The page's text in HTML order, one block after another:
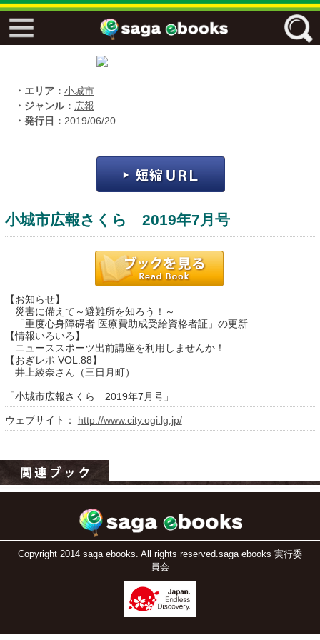
エリア
キーワード
佐賀ワード
・エリア： 小城市
・ジャンル： 広報
・発行日： 2019/06/20
小城市広報さくら 2019年7月号
【お知らせ】
災害に備えて～避難所を知ろう！～
「重度心身障碍者 医療費助成受給資格者証」の更新
【情報いろいろ】
ニューススポーツ出前講座を利用しませんか！
【おぎレポ VOL.88】
井上綾奈さん（三日月町）
「小城市広報さくら 2019年7月号」
ウェブサイト： http://www.city.ogi.lg.jp/
Copyright 2014 saga ebooks. All rights reserved.saga ebooks 実行委
員会
↓↓ ebooks専用本棚 ↓↓
運営：福博印刷
ご利用ガイド